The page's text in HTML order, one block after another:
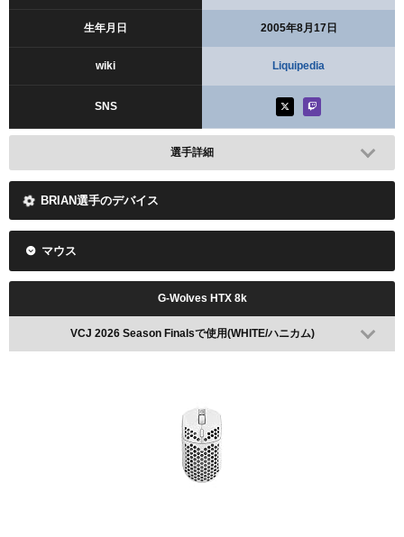
生年月日 2005年8月17日
wiki Liquipedia
SNS
選手詳細
BRIAN選手のデバイス
マウス
G-Wolves HTX 8k
VCJ 2026 Season Finalsで使用(WHITE/ハニカム)